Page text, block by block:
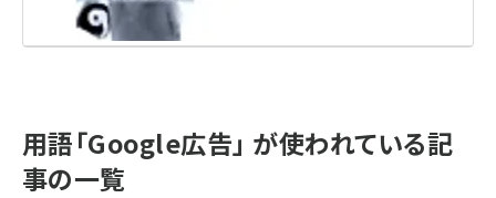
用語「Google広告」 が使われている記
事の一覧